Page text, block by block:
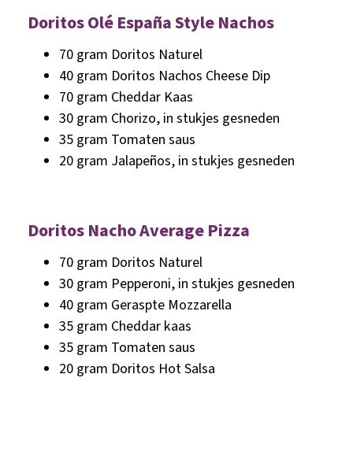
Doritos Olé España Style Nachos
70 gram Doritos Naturel
40 gram Doritos Nachos Cheese Dip
70 gram Cheddar Kaas
30 gram Chorizo, in stukjes gesneden
35 gram Tomaten saus
20 gram Jalapeños, in stukjes gesneden
Doritos Nacho Average Pizza
70 gram Doritos Naturel
30 gram Pepperoni, in stukjes gesneden
40 gram Geraspte Mozzarella
35 gram Cheddar kaas
35 gram Tomaten saus
20 gram Doritos Hot Salsa